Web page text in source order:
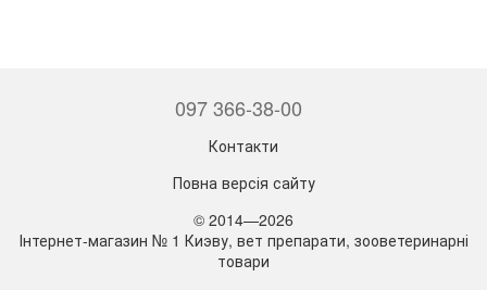
097 366-38-00
Контакти
Повна версія сайту
© 2014—2026
Інтернет-магазин № 1 Киэву, вет препарати, зооветеринарні
товари